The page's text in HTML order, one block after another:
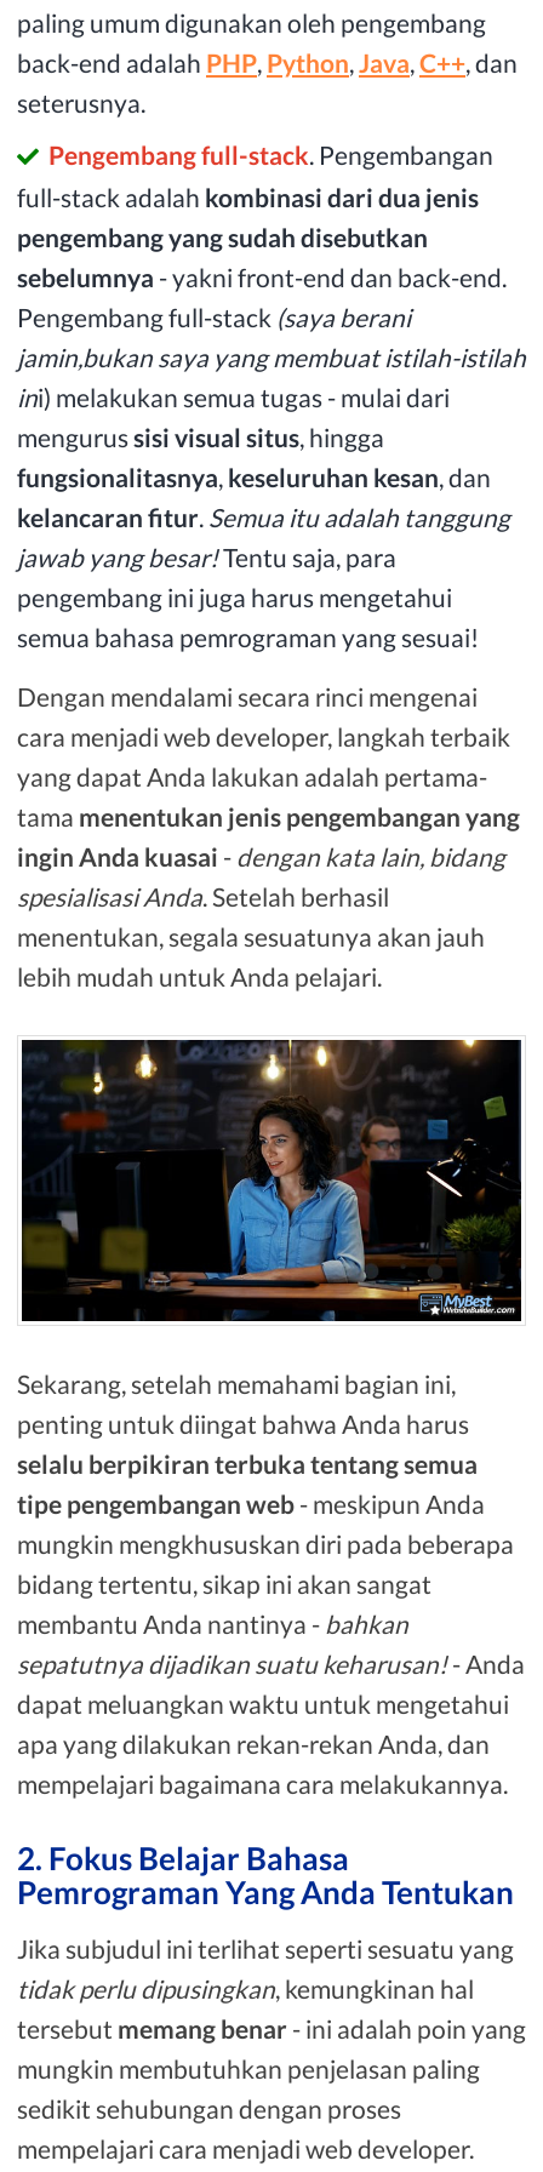
paling umum digunakan oleh pengembang
back-end adalah PHP, Python,Java,C++, dan
seterusnya.
Pengembang full-stack. Pengembangan
full-stack adalah kombinasi dari dua jenis
pengembang yang sudah disebutkan
sebelumnya - yakni front-end dan back-end.
Pengembang full-stack (saya berani
jamin,bukan saya yang membuat istilah-istilah
ini) melakukan semua tugas - mulai dari
mengurussisi visual situs, hingga
fungsionalitasnya, keseluruhan kesan, dan
kelancaran fitur. Semua itu adalah tanggung
jawab yang besar!Tentu saja, para
pengembang ini juga harus mengetahui
semua bahasa pemrograman yang sesuai!
Dengan mendalami secara rinci mengenai
cara menjadi web developer, langkah terbaik
yang dapat Anda lakukan adalah pertama-
tama menentukan jenis pengembangan yang
ingin Anda kuasai - dengan kata lain, bidang
spesialisasi Anda. Setelah berhasil
menentukan, segala sesuatunya akan jauh
lebih mudah untuk Anda pelajari.
Sekarang, setelah memahami bagian ini,
penting untuk diingat bahwa Anda harus
selalu berpikiran terbuka tentang semua
tipe pengembangan web - meskipun Anda
mungkin mengkhususkan diri pada beberapa
bidang tertentu, sikap ini akan sangat
membantu Anda nantinya - bahkan
sepatutnya dijadikan suatu keharusan!- Anda
dapat meluangkan waktu untuk mengetahui
apa yang dilakukan rekan-rekan Anda, dan
mempelajari bagaimana cara melakukannya.
2. Fokus Belajar Bahasa
Pemrograman Yang Anda Tentukan
Jika subjudul ini terlihat seperti sesuatu yang
tidak perlu dipusingkan, kemungkinan hal
tersebut memang benar - ini adalah poin yang
mungkin membutuhkan penjelasan paling
sedikit sehubungan dengan proses
mempelajari cara menjadi web developer.